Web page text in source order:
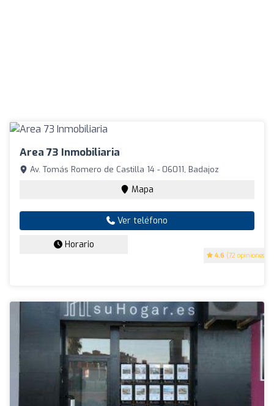
Area 73 Inmobiliaria
4.6 (72 opiniones)
Av. Tomás Romero de Castilla 14 - 06011, Badajoz
Mapa
Ver teléfono
Horario